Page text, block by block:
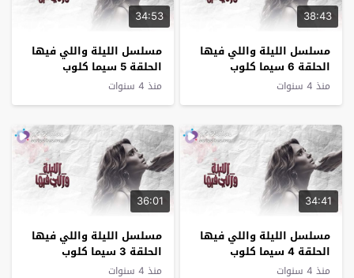
38:43
مسلسل الليلة واللي فيها
الحلقة 6 سيما كلوب
منذ 4 سنوات
34:53
مسلسل الليلة واللي فيها
الحلقة 5 سيما كلوب
منذ 4 سنوات
34:41
مسلسل الليلة واللي فيها
الحلقة 4 سيما كلوب
منذ 4 سنوات
36:01
مسلسل الليلة واللي فيها
الحلقة 3 سيما كلوب
منذ 4 سنوات